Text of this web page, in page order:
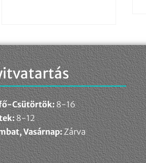
Csütörtök:8-16
8-12
Vasárnap:Zárva